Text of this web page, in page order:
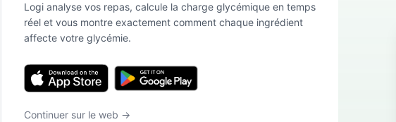
Logi analyse vos repas, calcule la charge glycémique en temps
réel et vous montre exactement comment chaque ingrédient
affecte votre glycémie.
Continuer sur le web →